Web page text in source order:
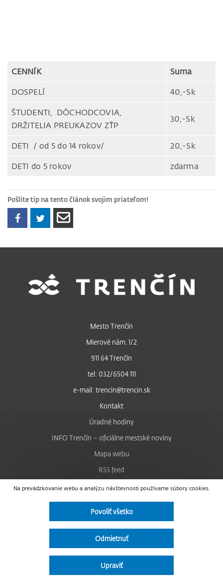
CENNÍK Suma
DOSPELÍ 40,-Sk
ŠTUDENTI, DÔCHODCOVIA,
DRŽITELIA PREUKAZOV ZŤP
30,-Sk
DETI / od 5 do 14 rokov/ 20,-Sk
DETI do 5 rokov zdarma
Pošlite tip na tento článok svojim priateľom!
Na prevádzkovanie webu a analýzu návštevnosti používame súbory cookies.
Povoliť všetko
Odmietnuť
Upraviť
Mesto Trenčín
Mierové nám. 1/2
911 64 Trenčín
tel: 032/6504 111
e-mail: trencin@trencin.sk
Kontakt
Úradné hodiny
INFO Trenčín – oficiálne mestské noviny
Mapa webu
RSS feed
Nastavenie cookies
Facebook
Instagram
Vyhlásenie o prístupnosti